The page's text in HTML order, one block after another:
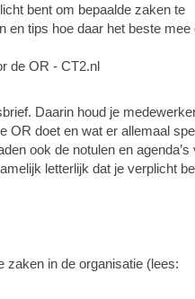
bent om bepaalde zaken te
en tips hoe daar het beste mee
Daarin houd je
OR doet en wat er allemaal
ook de notulen en agenda’s
letterlijk dat je verplicht
zaken in de organisatie (lees: